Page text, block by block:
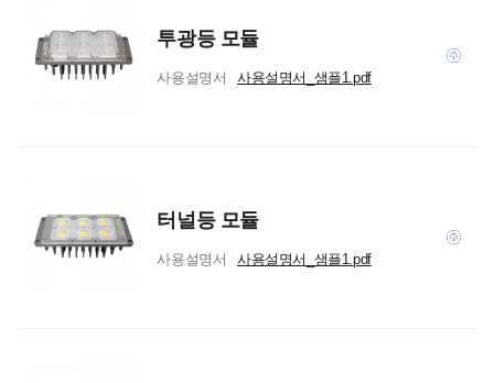
투광등 모듈
사용설명서 사용설명서_샘플1.pdf
터널등 모듈
사용설명서 사용설명서_샘플1.pdf